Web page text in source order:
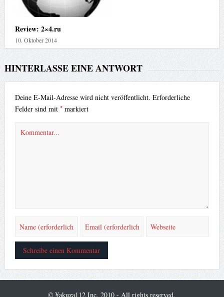
Review: 2×4.ru
10. Oktober 2014
HINTERLASSE EINE ANTWORT
Deine E-Mail-Adresse wird nicht veröffentlicht. Erforderliche
Felder sind mit *markiert
© ¥akuza112 Inc. 2010 - All rights reserved.